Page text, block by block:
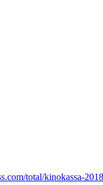
total/kinokassa-